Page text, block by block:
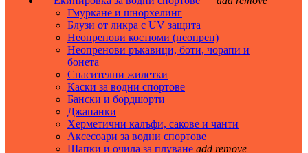
Гмуркане и шнорхелинг
Блузи от ликра с UV защита
Неопренови костюми (неопрен)
Неопренови ръкавици, боти, чорапи и
бонета
Спасителни жилетки
Каски за водни спортове
Бански и бордшорти
Джапанки
Херметични калъфи, сакове и чанти
Аксесоари за водни спортове
Шапки и очила за плуване add remove